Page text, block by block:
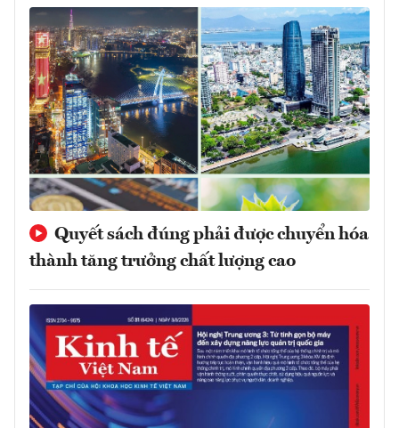
Quyết sách đúng phải được chuyển hóa
thành tăng trưởng chất lượng cao